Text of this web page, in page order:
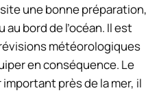
une bonne préparation,
bord de l’océan. Il est
météorologiques
en conséquence. Le
près de la mer, il